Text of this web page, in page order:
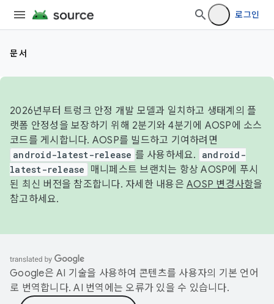
로그인
문서
2026년부터 트렁크 안정 개발 모델과 일치하고 생태계의 플
랫폼 안정성을 보장하기 위해 2분기와 4분기에 AOSP에 소스
코드를 게시합니다. AOSP를 빌드하고 기여하려면
android-latest-release 를 사용하세요.
android-
latest-release
매니페스트 브랜치는 항상 AOSP에 푸시
된 최신 버전을 참조합니다. 자세한 내용은 AOSP 변경사항을
참고하세요.
Google은 AI 기술을 사용하여 콘텐츠를 사용자의 기본 언어
로 번역합니다. AI 번역에는 오류가 있을 수 있습니다.